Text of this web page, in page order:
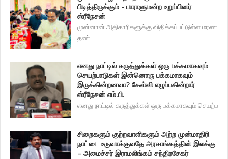
பிடித்திருக்கும் - பாராளுமன்ற உறுப்பினர்
ஸ்ரீநேசன்
முன்னான் அதிகாரிகளுக்கு விதிக்கப்பட்டுள்ள மரண
தண்
எனது நாட்டில் கருத்துக்கள் ஒரு பக்கமாகவும்
செயற்பாடுகள் இன்னொரு பக்கமாகவும்
இருக்கின்றனவா? கேள்வி எழுப்பகின்றார்
ஸ்ரீநேசன் எம்.பி.
எனது நாட்டில் கருத்துக்கள் ஒரு பக்கமாகவும் செயற்ப
சிறைகளும் குற்றவாளிகளும் அற்ற முன்மாதிரி
நாட்டை உருவாக்குவதே அரசாங்கத்தின் இலக்கு
– அமைச்சர் இராமலிங்கம் சந்திரசேகர்